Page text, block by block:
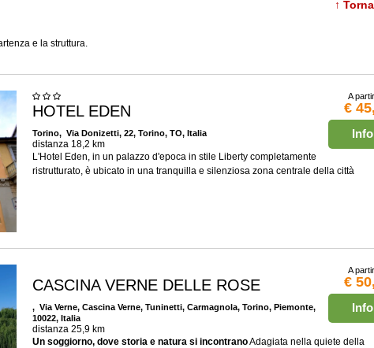
↑
e la struttura.
A
€
Info
HOTEL EDEN
Torino, Via Donizetti, 22, Torino, TO, Italia
distanza 18,2 km
L'Hotel Eden, in un palazzo d'epoca in stile Liberty completamente
ristrutturato, è ubicato in una tranquilla e silenziosa zona centrale della città
A
€
Info
CASCINA VERNE DELLE ROSE
, Via Verne, Cascina Verne, Tuninetti, Carmagnola, Torino, Piemonte,
10022, Italia
distanza 25,9 km
Un soggiorno, dove storia e natura si incontranoAdagiata nella quiete della